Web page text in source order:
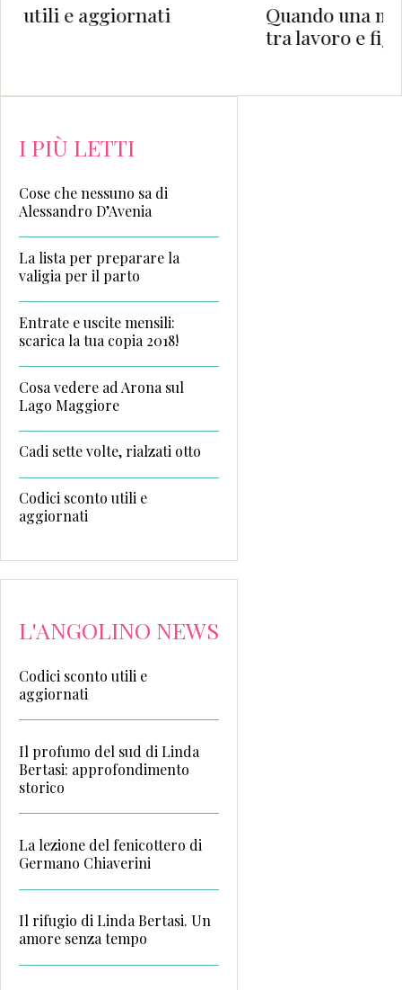
Quando una mamma deve scegliere
tra lavoro e figli. Perché nel 2017?
I PIÙ LETTI
Cose che nessuno sa di
Alessandro D’Avenia
La lista per preparare la
valigia per il parto
Entrate e uscite mensili:
scarica la tua copia 2018!
Cosa vedere ad Arona sul
Lago Maggiore
Cadi sette volte, rialzati otto
Codici sconto utili e
aggiornati
L'ANGOLINO NEWS
Codici sconto utili e
aggiornati
Il profumo del sud di Linda
Bertasi: approfondimento
storico
La lezione del fenicottero di
Germano Chiaverini
Il rifugio di Linda Bertasi. Un
amore senza tempo